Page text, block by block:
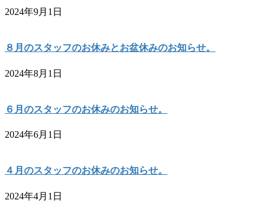
2024年9月1日
８月のスタッフのお休みとお盆休みのお知らせ。
2024年8月1日
６月のスタッフのお休みのお知らせ。
2024年6月1日
４月のスタッフのお休みのお知らせ。
2024年4月1日